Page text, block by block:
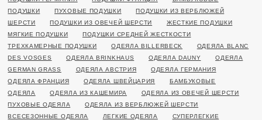
ПОДУШКИ
ПУХОВЫЕ ПОДУШКИ
ПОДУШКИ ИЗ ВЕРБЛЮЖЕЙ
ШЕРСТИ
ПОДУШКИ ИЗ ОВЕЧЕЙ ШЕРСТИ
ЖЕСТКИЕ ПОДУШКИ
МЯГКИЕ ПОДУШКИ
ПОДУШКИ СРЕДНЕЙ ЖЕСТКОСТИ
ТРЕХКАМЕРНЫЕ ПОДУШКИ
ОДЕЯЛА BILLERBECK
ОДЕЯЛА BLANC
DES VOSGES
ОДЕЯЛА BRINKHAUS ОДЕЯЛА DAUNY
ОДЕЯЛА
GERMAN GRASS
ОДЕЯЛА АВСТРИЯ
ОДЕЯЛА ГЕРМАНИЯ
ОДЕЯЛА ФРАНЦИЯ
ОДЕЯЛА ШВЕЙЦАРИЯ
БАМБУКОВЫЕ
ОДЕЯЛА
ОДЕЯЛА ИЗ КАШЕМИРА
ОДЕЯЛА ИЗ ОВЕЧЕЙ ШЕРСТИ
ПУХОВЫЕ ОДЕЯЛА
ОДЕЯЛА ИЗ ВЕРБЛЮЖЕЙ ШЕРСТИ
ВСЕСЕЗОННЫЕ ОДЕЯЛА
ЛЕГКИЕ ОДЕЯЛА
СУПЕРЛЕГКИЕ